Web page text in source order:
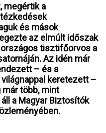
megértik a
és mások
az elmúlt időszak
tisztifőorvos a
Az idén már
– és a
keretezett –
több, mint
a Magyar Biztosítók